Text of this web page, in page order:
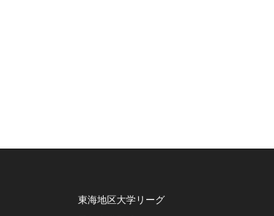
東海地区大学リーグ